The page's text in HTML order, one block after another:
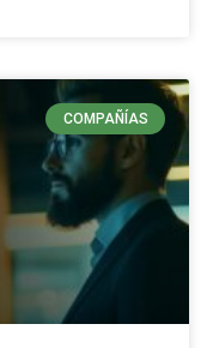
COMPAÑÍAS